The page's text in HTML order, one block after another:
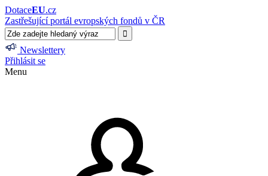
DotaceEU.cz
Zastřešující portál evropských fondů v ČR
Newslettery
Přihlásit se
Menu